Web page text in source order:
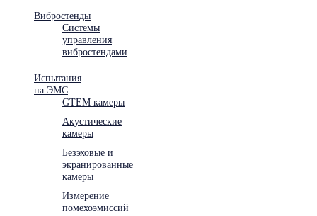
Вибростенды
Системы
управления
вибростендами
Испытания
на ЭМС
GTEM камеры
Акустические
камеры
Безэховые и
экранированные
камеры
Измерение
помехоэмиссий